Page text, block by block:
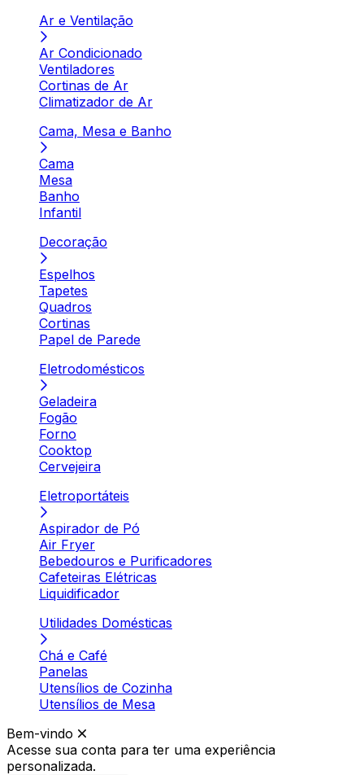
Ar e Ventilação
Ar Condicionado
Ventiladores
Cortinas de Ar
Climatizador de Ar
Cama, Mesa e Banho
Cama
Mesa
Banho
Infantil
Decoração
Espelhos
Tapetes
Quadros
Cortinas
Papel de Parede
Eletrodomésticos
Geladeira
Fogão
Forno
Cooktop
Cervejeira
Eletroportáteis
Aspirador de Pó
Air Fryer
Bebedouros e Purificadores
Cafeteiras Elétricas
Liquidificador
Utilidades Domésticas
Chá e Café
Panelas
Utensílios de Cozinha
Utensílios de Mesa
Bem-vindo
Acesse sua conta para ter uma experiência
personalizada.